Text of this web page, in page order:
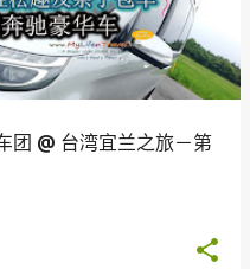
团 @ 台湾宜兰之旅－第